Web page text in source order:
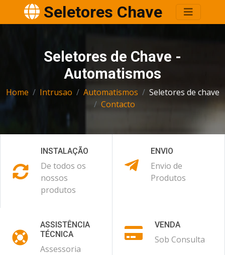
Seletores Chave
Seletores de Chave -
Automatismos
Home Intrusao Automatismos
Seletores de chave
Contacto
INSTALAÇÃO
De todos os
nossos
produtos
ENVIO
Envio de
Produtos
ASSISTÊNCIA
TÉCNICA
Assessoria
VENDA
Sob Consulta